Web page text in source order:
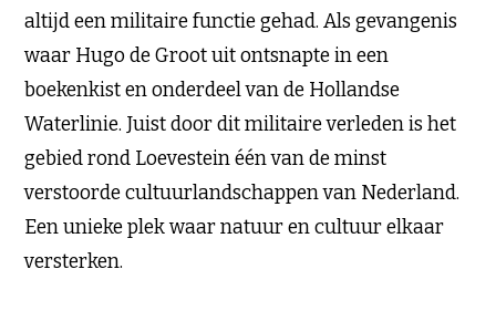
altijd een militaire functie gehad. Als gevangenis
waar Hugo de Groot uit ontsnapte in een
boekenkist en onderdeel van de Hollandse
Waterlinie. Juist door dit militaire verleden is het
gebied rond Loevestein één van de minst
verstoorde cultuurlandschappen van Nederland.
Een unieke plek waar natuur en cultuur elkaar
versterken.